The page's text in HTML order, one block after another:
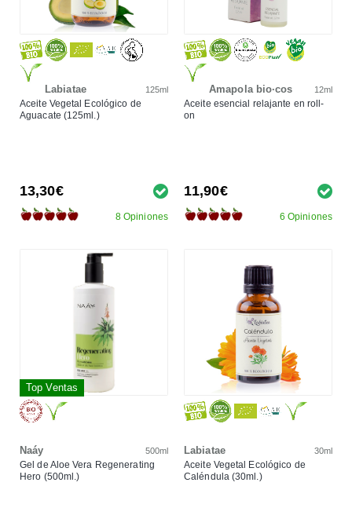
Labiatae 125ml
Aceite Vegetal Ecológico de
Aguacate (125ml.)
13,30€
8 Opiniones
Amapola bio·cos 12ml
Aceite esencial relajante en roll-
on
11,90€
6 Opiniones
Top Ventas
Naáy 500ml
Gel de Aloe Vera Regenerating
Hero (500ml.)
Labiatae 30ml
Aceite Vegetal Ecológico de
Caléndula (30ml.)